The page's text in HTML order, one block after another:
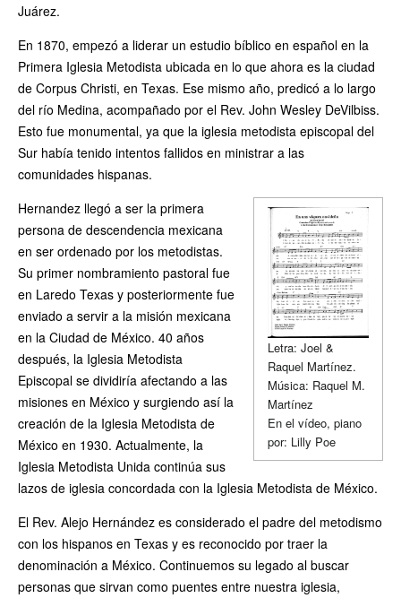
Juárez.
En 1870, empezó a liderar un estudio bíblico en español en la
Primera Iglesia Metodista ubicada en lo que ahora es la ciudad
de Corpus Christi, en Texas. Ese mismo año, predicó a lo largo
del río Medina, acompañado por el Rev. John Wesley DeVilbiss.
Esto fue monumental, ya que la iglesia metodista episcopal del
Sur había tenido intentos fallidos en ministrar a las
comunidades hispanas.
Letra: Joel &
Raquel Martínez.
Música: Raquel M.
Martínez
En el vídeo, piano
por: Lilly Poe
Hernandez llegó a ser la primera
persona de descendencia mexicana
en ser ordenado por los metodistas.
Su primer nombramiento pastoral fue
en Laredo Texas y posteriormente fue
enviado a servir a la misión mexicana
en la Ciudad de México. 40 años
después, la Iglesia Metodista
Episcopal se dividiría afectando a las
misiones en México y surgiendo así la
creación de la Iglesia Metodista de
México en 1930. Actualmente, la
Iglesia Metodista Unida continúa sus
lazos de iglesia concordada con la Iglesia Metodista de México.
El Rev. Alejo Hernández es considerado el padre del metodismo
con los hispanos en Texas y es reconocido por traer la
denominación a México. Continuemos su legado al buscar
personas que sirvan como puentes entre nuestra iglesia,